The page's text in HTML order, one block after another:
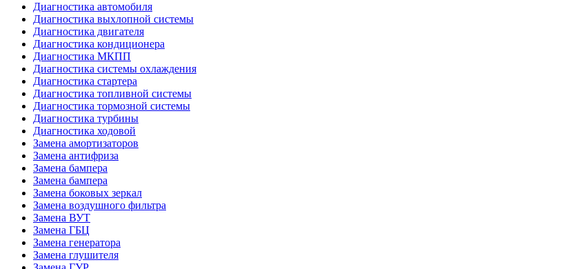
Диагностика автомобиля
Диагностика выхлопной системы
Диагностика двигателя
Диагностика кондиционера
Диагностика МКПП
Диагностика системы охлаждения
Диагностика стартера
Диагностика топливной системы
Диагностика тормозной системы
Диагностика турбины
Диагностика ходовой
Замена амортизаторов
Замена антифриза
Замена бампера
Замена бампера
Замена боковых зеркал
Замена воздушного фильтра
Замена ВУТ
Замена ГБЦ
Замена генератора
Замена глушителя